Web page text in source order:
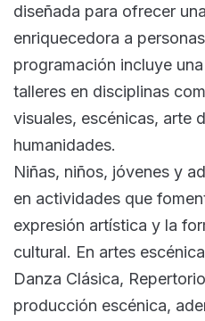
diseñada para ofrecer
enriquecedora a
programación incluye
talleres en disciplinas
visuales, escénicas, arte
humanidades.
Niñas, niños, jóvenes y
en actividades que
expresión artística y la
cultural. En artes
Danza Clásica,
producción escénica,